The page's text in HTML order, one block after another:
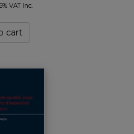
VAT Inc.
cart